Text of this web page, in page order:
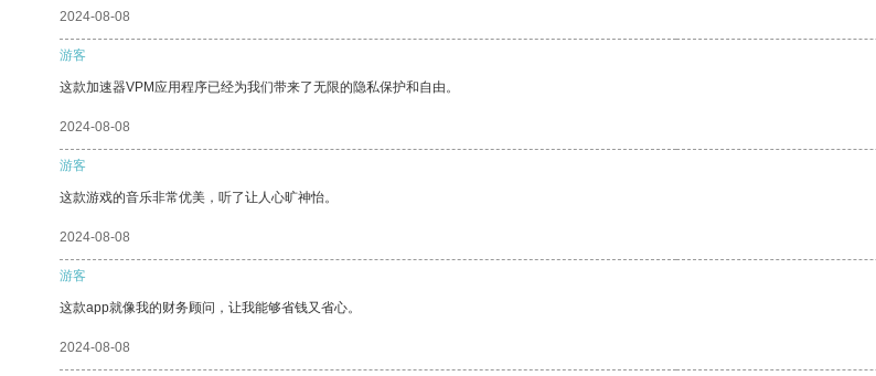
2024-08-08
游客
这款加速器VPM应用程序已经为我们带来了无限的隐私保护和自由。
2024-08-08
游客
这款游戏的音乐非常优美，听了让人心旷神怡。
2024-08-08
游客
这款app就像我的财务顾问，让我能够省钱又省心。
2024-08-08